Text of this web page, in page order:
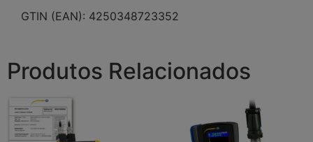
GTIN (EAN): 4250348723352
Produtos Relacionados